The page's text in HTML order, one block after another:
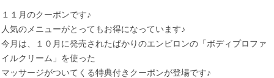
１１月のクーポンです♪
人気のメニューがとってもお得になっています♪
今月は、１０月に発売されたばかりのエンビロンの「ボディプロファ
イルクリーム」を使った
マッサージがついてくる特典付きクーポンが登場です♪